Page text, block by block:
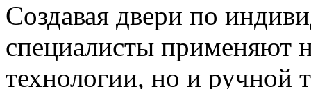
Создавая двери по
специалисты применяют
технологии, но и ручной